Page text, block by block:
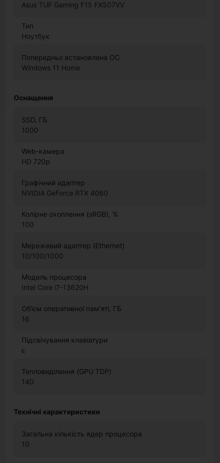
Asus TUF Gaming F15 FX507VV
Тип
Ноутбук
Попередньо встановлена ОС
Windows 11 Home
Оснащення
SSD, ГБ
1000
Web-камера
HD 720p
Графічний адаптер
NVIDIA GeForce RTX 4060
Колірне охоплення (sRGB), %
100
Мережевий адаптер (Ethernet)
10/100/1000
Модель процесора
Intel Core i7-13620H
Об'єм оперативної пам'яті, ГБ
16
Підсвічування клавіатури
є
Тепловиділення (GPU TDP)
140
Технічні характеристики
Загальна кількість ядер процесора
10